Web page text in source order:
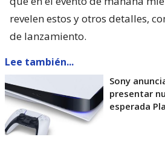
revelen estos y otros detalles,
de lanzamiento.
Lee también...
Sony
presentar
esperada